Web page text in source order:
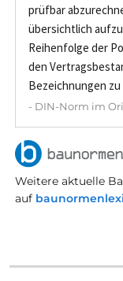
prüfbar
übersichtlich
Reihenfolge der
den
Bezeichnungen zu
- DIN-Norm im
Weitere aktuelle
auf